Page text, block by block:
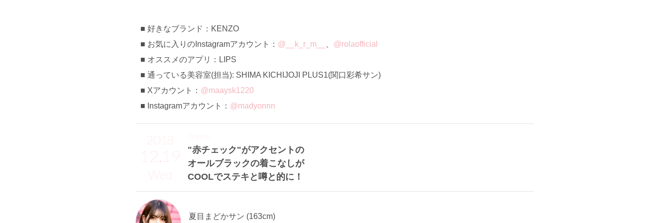
好きなブランド：KENZO
お気に入りのInstagramアカウント： @__k_r_m__
@rolaofficial
オススメのアプリ：LIPS
通っている美容室(担当): SHIMA KICHIJOJI PLUS1(関口彩希サン)
Xアカウント： @maaysk1220
Instagramアカウント： @madyonnn
2018
12.19
Wed
"赤チェック"がアクセントの
オールブラックの着こなしが
COOLでステキと噂と的に！
Theme
夏目まどかサン (163cm)